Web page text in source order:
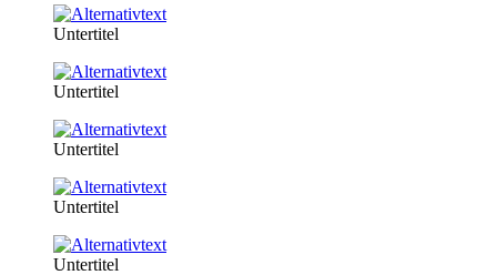
Untertitel
Untertitel
Untertitel
Untertitel
Untertitel